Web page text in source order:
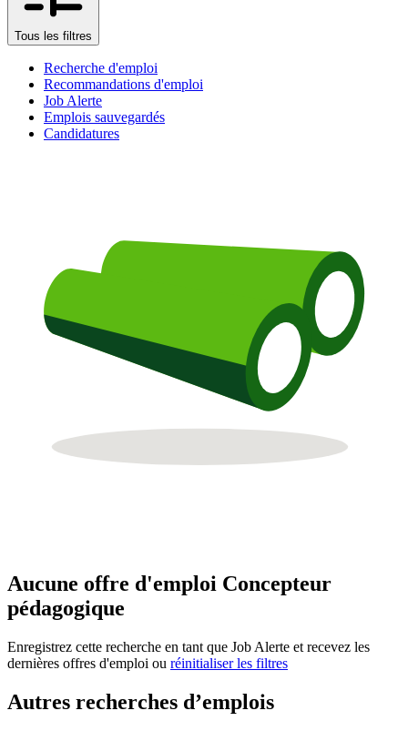
Tous les filtres
Recherche d'emploi
Recommandations d'emploi
Job Alerte
Emplois sauvegardés
Candidatures
Aucune offre d'emploi Concepteur
pédagogique
Enregistrez cette recherche en tant que Job Alerte et recevez les
dernières offres d'emploi ou réinitialiser les filtres
Autres recherches d’emplois